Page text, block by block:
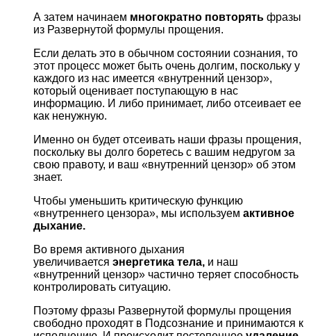
А затем начинаем многократно повторять фразы
из Развернутой формулы прощения.
Если делать это в обычном состоянии сознания, то
этот процесс может быть очень долгим, поскольку у
каждого из нас имеется «внутренний цензор»,
который оценивает поступающую в нас
информацию. И либо принимает, либо отсеивает ее
как ненужную.
Именно он будет отсеивать наши фразы прощения,
поскольку вы долго боретесь с вашим недругом за
свою правоту, и ваш «внутренний цензор» об этом
знает.
Чтобы уменьшить критическую функцию
«внутреннего цензора», мы используем активное
дыхание.
Во время активного дыхания
увеличивается энергетика тела, и наш
«внутренний цензор» частично теряет способность
контролировать ситуацию.
Поэтому фразы Развернутой формулы прощения
свободно проходят в Подсознание и принимаются к